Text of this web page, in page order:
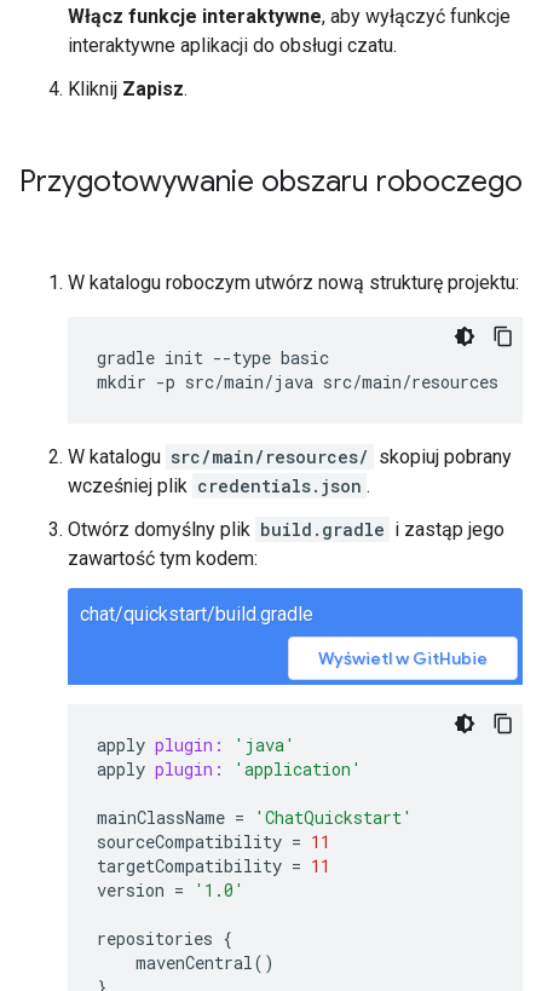
Włącz funkcje interaktywne, aby wyłączyć funkcje
interaktywne aplikacji do obsługi czatu.
Kliknij Zapisz.
Przygotowywanie obszaru roboczego
W katalogu roboczym utwórz nową strukturę projektu:
gradle init --type basic
W katalogu src/main/resources/ skopiuj pobrany
wcześniej plik credentials.json .
Otwórz domyślny plik build.gradle i zastąp jego
zawartość tym kodem:
chat/quickstart/build.gradle
Wyświetl w GitHubie
apply plugin:
'java'
apply plugin: 'application'
mainClassName =
'ChatQuickstart'
sourceCompatibility = 11
targetCompatibility = 11
version = '1.0'
repositories {
mavenCentral()